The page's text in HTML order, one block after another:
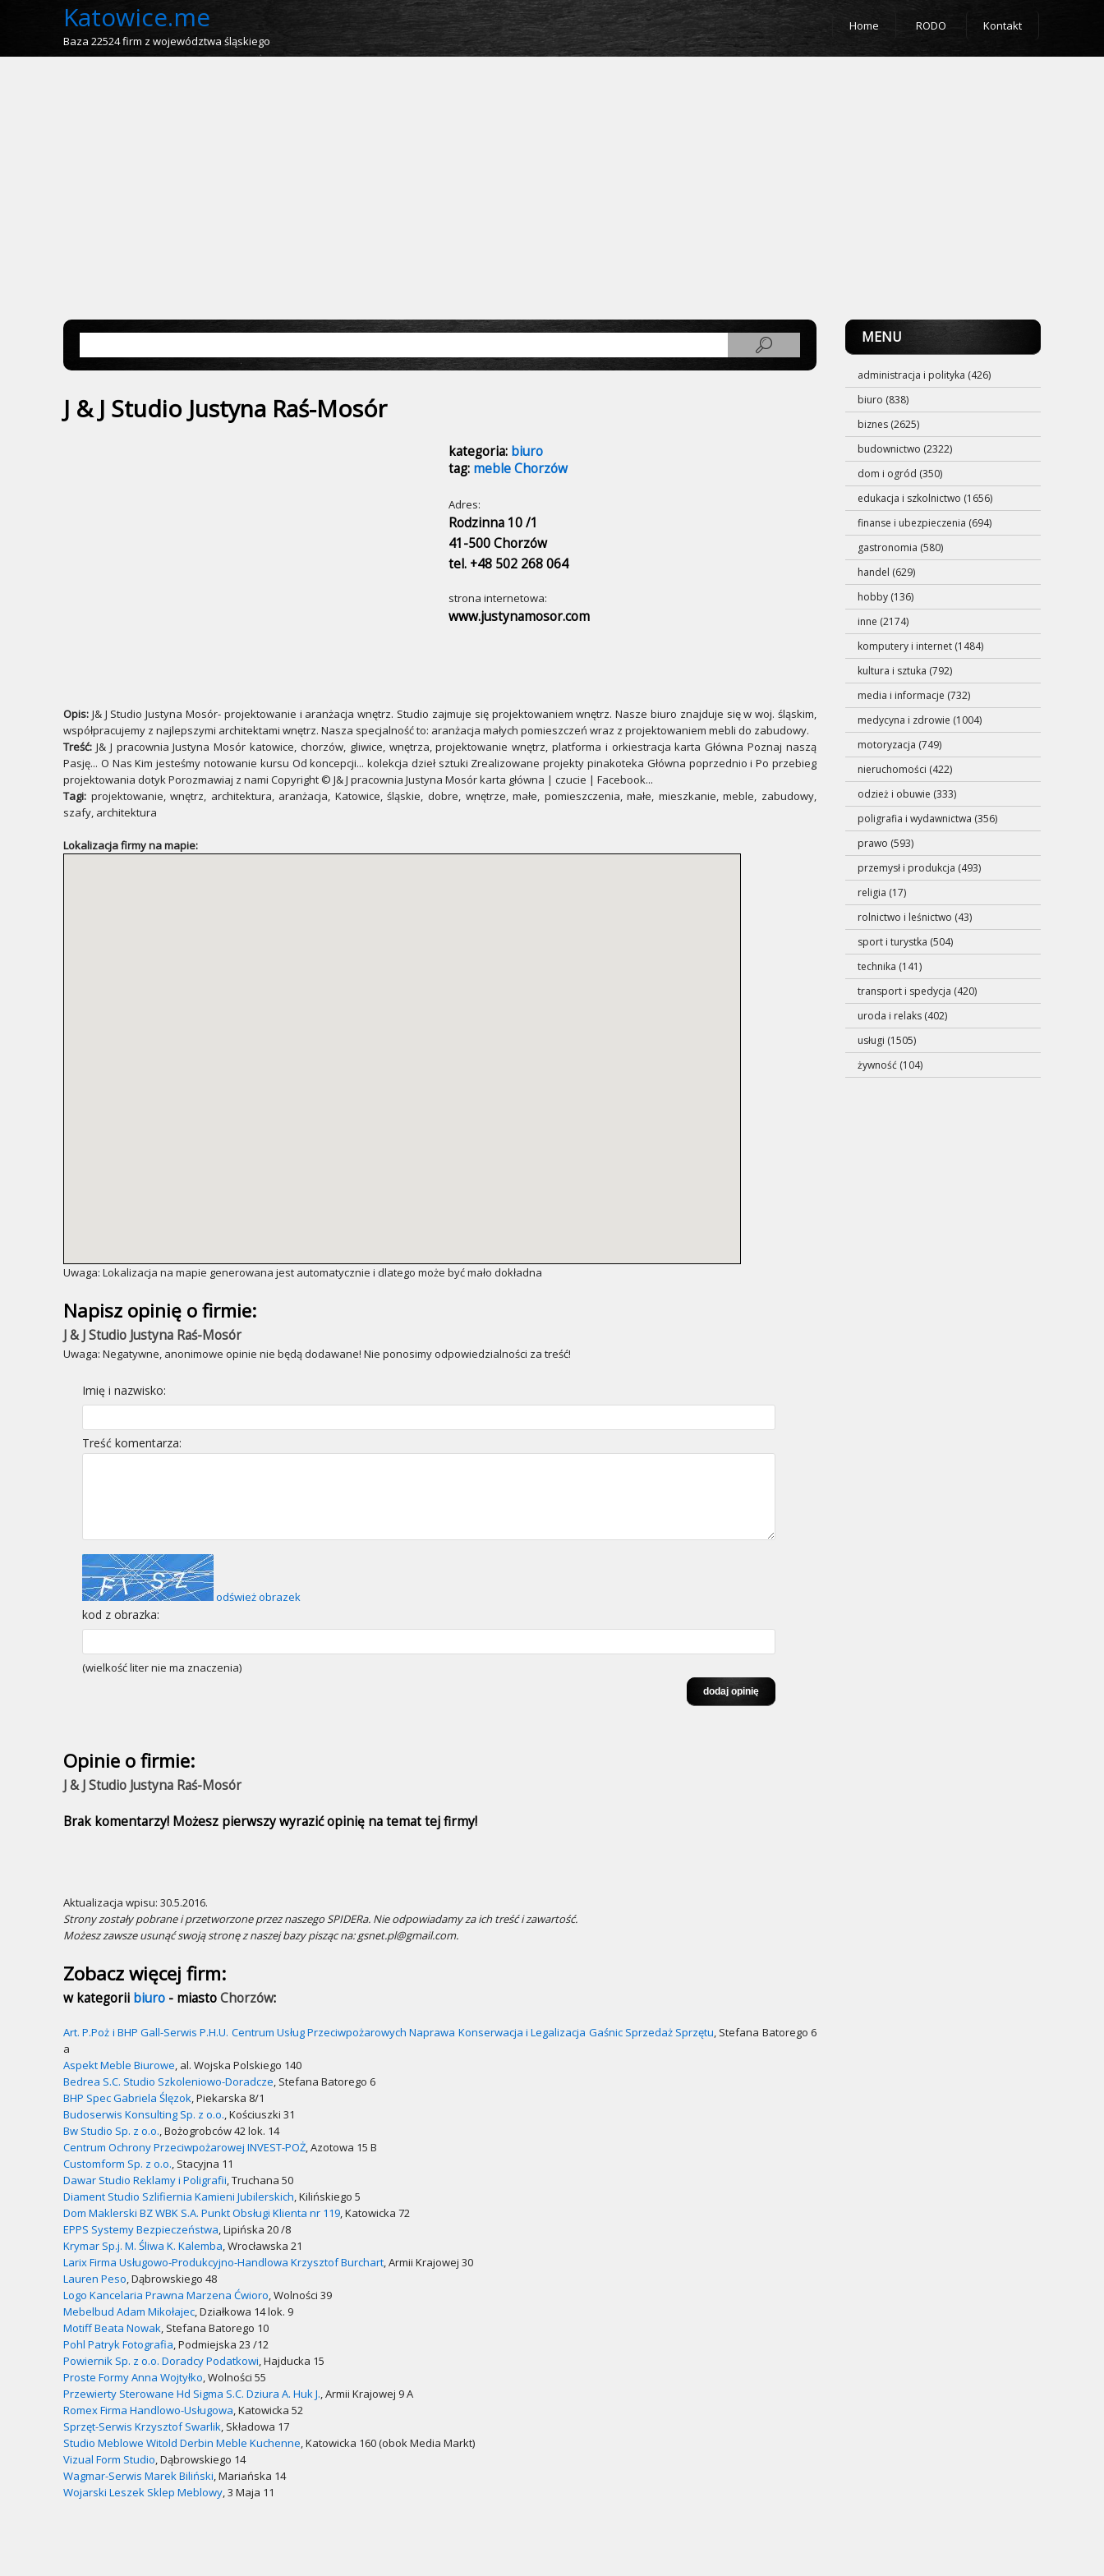
Katowice.me
Baza 22524 firm z województwa śląskiego
Home RODO Kontakt
J & J Studio Justyna Raś-Mosór
kategoria: biuro
tag: meble Chorzów
Adres:
Rodzinna 10 /1
41-500 Chorzów
tel. +48 502 268 064
strona internetowa:
www.justynamosor.com
Opis: J& J Studio Justyna Mosór- projektowanie i aranżacja wnętrz. Studio zajmuje się projektowaniem wnętrz. Nasze biuro znajduje się w woj. śląskim,
współpracujemy z najlepszymi architektami wnętrz. Nasza specjalność to: aranżacja małych pomieszczeń wraz z projektowaniem mebli do zabudowy.
Treść: J& J pracownia Justyna Mosór katowice, chorzów, gliwice, wnętrza, projektowanie wnętrz, platforma i orkiestracja karta Główna Poznaj naszą
Pasję... O Nas Kim jesteśmy notowanie kursu Od koncepcji... kolekcja dzieł sztuki Zrealizowane projekty pinakoteka Główna poprzednio i Po przebieg
projektowania dotyk Porozmawiaj z nami Copyright © J& J pracownia Justyna Mosór karta główna | czucie | Facebook...
Tagi: projektowanie, wnętrz, architektura, aranżacja, Katowice, śląskie, dobre, wnętrze, małe, pomieszczenia, małe, mieszkanie, meble, zabudowy,
szafy, architektura
Lokalizacja firmy na mapie:
Uwaga: Lokalizacja na mapie generowana jest automatycznie i dlatego może być mało dokładna
Napisz opinię o firmie:
J & J Studio Justyna Raś-Mosór
Uwaga: Negatywne, anonimowe opinie nie będą dodawane! Nie ponosimy odpowiedzialności za treść!
Imię i nazwisko:
Treść komentarza:
odśwież obrazek
kod z obrazka:
(wielkość liter nie ma znaczenia)
Opinie o firmie:
J & J Studio Justyna Raś-Mosór
Brak komentarzy! Możesz pierwszy wyrazić opinię na temat tej firmy!
Aktualizacja wpisu: 30.5.2016.
Strony zostały pobrane i przetworzone przez naszego SPIDERa. Nie odpowiadamy za ich treść i zawartość.
Możesz zawsze usunąć swoją stronę z naszej bazy pisząc na: gsnet.pl@gmail.com.
Zobacz więcej firm:
w kategorii biuro - miastoChorzów:
Art. P.Poż i BHP Gall-Serwis P.H.U. Centrum Usług Przeciwpożarowych Naprawa Konserwacja i Legalizacja Gaśnic Sprzedaż Sprzętu, Stefana Batorego 6
a
Aspekt Meble Biurowe, al. Wojska Polskiego 140
Bedrea S.C. Studio Szkoleniowo-Doradcze, Stefana Batorego 6
BHP Spec Gabriela Ślęzok, Piekarska 8/1
Budoserwis Konsulting Sp. z o.o., Kościuszki 31
Bw Studio Sp. z o.o., Bożogrobców 42 lok. 14
Centrum Ochrony Przeciwpożarowej INVEST-POŻ, Azotowa 15 B
Customform Sp. z o.o., Stacyjna 11
Dawar Studio Reklamy i Poligrafii, Truchana 50
Diament Studio Szlifiernia Kamieni Jubilerskich, Kilińskiego 5
Dom Maklerski BZ WBK S.A. Punkt Obsługi Klienta nr 119, Katowicka 72
EPPS Systemy Bezpieczeństwa, Lipińska 20 /8
Krymar Sp.j. M. Śliwa K. Kalemba, Wrocławska 21
Larix Firma Usługowo-Produkcyjno-Handlowa Krzysztof Burchart, Armii Krajowej 30
Lauren Peso, Dąbrowskiego 48
Logo Kancelaria Prawna Marzena Ćwioro, Wolności 39
Mebelbud Adam Mikołajec, Działkowa 14 lok. 9
Motiff Beata Nowak, Stefana Batorego 10
Pohl Patryk Fotografia, Podmiejska 23 /12
Powiernik Sp. z o.o. Doradcy Podatkowi, Hajducka 15
Proste Formy Anna Wojtyłko, Wolności 55
Przewierty Sterowane Hd Sigma S.C. Dziura A. Huk J., Armii Krajowej 9 A
Romex Firma Handlowo-Usługowa, Katowicka 52
Sprzęt-Serwis Krzysztof Swarlik, Składowa 17
Studio Meblowe Witold Derbin Meble Kuchenne, Katowicka 160 (obok Media Markt)
Vizual Form Studio, Dąbrowskiego 14
Wagmar-Serwis Marek Biliński, Mariańska 14
Wojarski Leszek Sklep Meblowy, 3 Maja 11
MENU
administracja i polityka (426)
biuro (838)
biznes (2625)
budownictwo (2322)
dom i ogród (350)
edukacja i szkolnictwo (1656)
finanse i ubezpieczenia (694)
gastronomia (580)
handel (629)
hobby (136)
inne (2174)
komputery i internet (1484)
kultura i sztuka (792)
media i informacje (732)
medycyna i zdrowie (1004)
motoryzacja (749)
nieruchomości (422)
odzież i obuwie (333)
poligrafia i wydawnictwa (356)
prawo (593)
przemysł i produkcja (493)
religia (17)
rolnictwo i leśnictwo (43)
sport i turystka (504)
technika (141)
transport i spedycja (420)
uroda i relaks (402)
usługi (1505)
żywność (104)